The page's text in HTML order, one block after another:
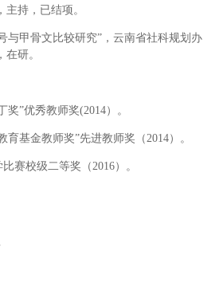
主持，已结项。
与甲骨文比较研究”，云南省社科规划办
研。
奖”优秀教师奖(2014）。
育基金教师奖”先进教师奖（2014）。
赛校级二等奖（2016）。